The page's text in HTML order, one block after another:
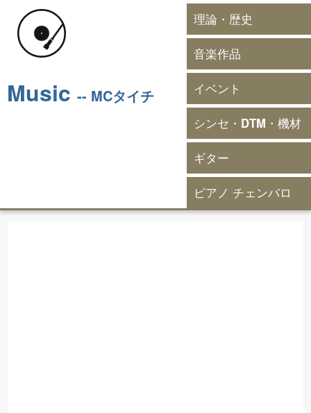
Music -- MCタイチ
理論・歴史
音楽作品
イベント
シンセ・DTM・機材
ギター
ピアノ チェンバロ